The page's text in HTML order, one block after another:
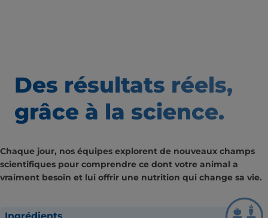
Des résultats réels,
grâce à la science.
Chaque jour, nos équipes explorent de nouveaux champs
scientifiques pour comprendre ce dont votre animal a
vraiment besoin et lui offrir une nutrition qui change sa vie.